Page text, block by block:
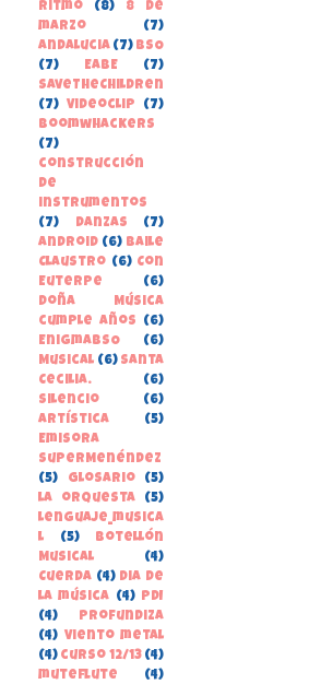
Ritmo (8)
8 de
marzo
(7)
Andalucia (7) BSO
(7)
EABE
(7)
SaveTheChildren
(7) Videoclip
(7)
boomwhackers
(7)
construcción
de
instrumentos
(7)
danzas
(7)
Android (6) Baile
Claustro (6) Con
Euterpe
(6)
Doña Música
cumple años
(6)
EnigmaBSO
(6)
Musical (6) Santa
Cecilia.
(6)
Silencio
(6)
Artística
(5)
Emisora
SuperMenéndez
(5)
Glosario
(5)
la orquesta
(5)
lenguaje_musica
l
(5)
Botellón
Musical
(4)
Cuerda (4) Dia de
la música (4) PDI
(4)
Profundiza
(4) Viento metal
(4) curso 12/13 (4)
muteflute
(4)